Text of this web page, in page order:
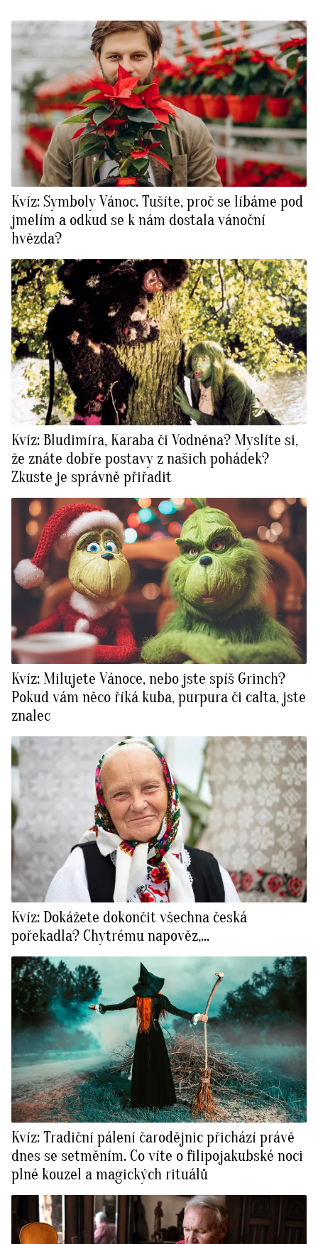
Kvíz: Symboly Vánoc. Tušíte, proč se líbáme pod
jmelím a odkud se k nám dostala vánoční
hvězda?
Kvíz: Bludimíra, Karaba či Vodněna? Myslíte si,
že znáte dobře postavy z našich pohádek?
Zkuste je správně přiřadit
Kvíz: Milujete Vánoce, nebo jste spíš Grinch?
Pokud vám něco říká kuba, purpura či calta, jste
znalec
Kvíz: Dokážete dokončit všechna česká
pořekadla? Chytrému napověz,...
Kvíz: Tradiční pálení čarodějnic přichází právě
dnes se setměním. Co víte o filipojakubské noci
plné kouzel a magických rituálů